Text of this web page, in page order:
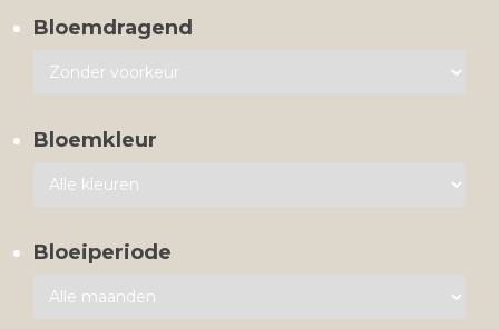
Bloemdragend
Bloemkleur
Bloeiperiode